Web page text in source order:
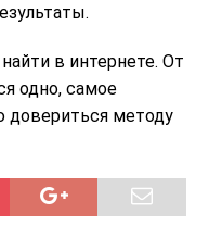
в интернете. От
одно, самое
методу